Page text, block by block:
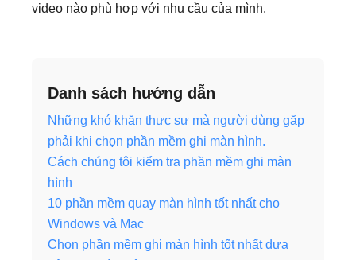
video nào phù hợp với nhu cầu của mình.
Danh sách hướng dẫn
Những khó khăn thực sự mà người dùng gặp
phải khi chọn phần mềm ghi màn hình.
Cách chúng tôi kiểm tra phần mềm ghi màn
hình
10 phần mềm quay màn hình tốt nhất cho
Windows và Mac
Chọn phần mềm ghi màn hình tốt nhất dựa